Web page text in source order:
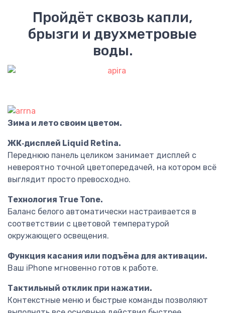
Пройдёт сквозь капли,
брызги и двухмет­ровые
воды.
Зима и лето своим цветом.
ЖК‑дисплей Liquid Retina.
Переднюю панель целиком занимает дисплей с
невероятно точной цветопередачей, на котором всё
выглядит просто превосходно.
Технология True Tone.
Баланс белого автоматически настраивается в
соответствии с цветовой температурой
окружающего освещения.
Функция касания или подъёма для активации.
Ваш iPhone мгновенно готов к работе.
Тактильный отклик при нажатии.
Контекстные меню и быстрые команды позволяют